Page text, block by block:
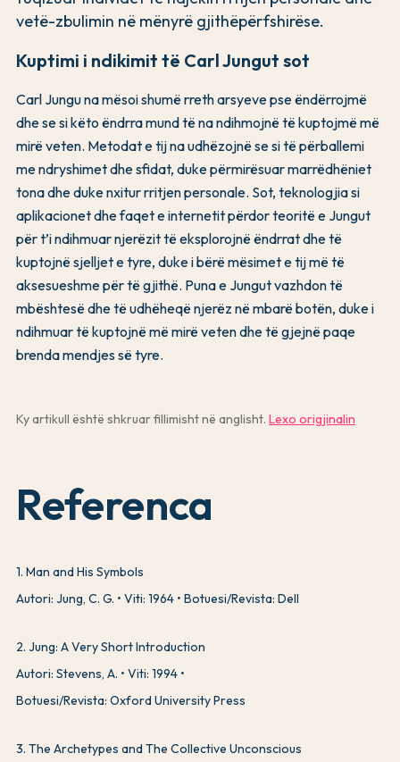
vetë-zbulimin në mënyrë gjithëpërfshirëse.
Kuptimi i ndikimit të Carl Jungut sot
Carl Jungu na mësoi shumë rreth arsyeve pse ëndërrojmë
dhe se si këto ëndrra mund të na ndihmojnë të kuptojmë më
mirë veten. Metodat e tij na udhëzojnë se si të përballemi
me ndryshimet dhe sfidat, duke përmirësuar marrëdhëniet
tona dhe duke nxitur rritjen personale. Sot, teknologjia si
aplikacionet dhe faqet e internetit përdor teoritë e Jungut
për t’i ndihmuar njerëzit të eksplorojnë ëndrrat dhe të
kuptojnë sjelljet e tyre, duke i bërë mësimet e tij më të
aksesueshme për të gjithë. Puna e Jungut vazhdon të
mbështesë dhe të udhëheqë njerëz në mbarë botën, duke i
ndihmuar të kuptojnë më mirë veten dhe të gjejnë paqe
brenda mendjes së tyre.
Ky artikull është shkruar fillimisht në anglisht. Lexo origjinalin
Referenca
1. Man and His Symbols
Autori: Jung, C. G.
Viti: 1964 Botuesi/Revista: Dell
2. Jung: A Very Short Introduction
Autori: Stevens, A.
Viti: 1994
Botuesi/Revista: Oxford University Press
3. The Archetypes and The Collective Unconscious